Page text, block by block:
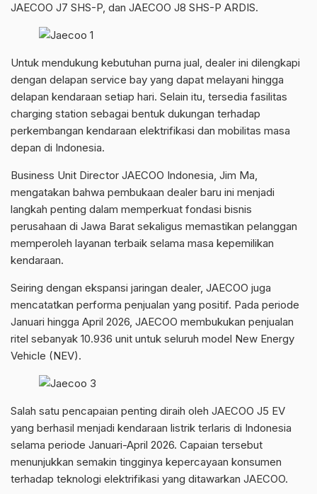
JAECOO J7 SHS-P, dan JAECOO J8 SHS-P ARDIS.
Untuk mendukung kebutuhan purna jual, dealer ini dilengkapi
dengan delapan service bay yang dapat melayani hingga
delapan kendaraan setiap hari. Selain itu, tersedia fasilitas
charging station sebagai bentuk dukungan terhadap
perkembangan kendaraan elektrifikasi dan mobilitas masa
depan di Indonesia.
Business Unit Director JAECOO Indonesia, Jim Ma,
mengatakan bahwa pembukaan dealer baru ini menjadi
langkah penting dalam memperkuat fondasi bisnis
perusahaan di Jawa Barat sekaligus memastikan pelanggan
memperoleh layanan terbaik selama masa kepemilikan
kendaraan.
Seiring dengan ekspansi jaringan dealer, JAECOO juga
mencatatkan performa penjualan yang positif. Pada periode
Januari hingga April 2026, JAECOO membukukan penjualan
ritel sebanyak 10.936 unit untuk seluruh model New Energy
Vehicle (NEV).
Salah satu pencapaian penting diraih oleh JAECOO J5 EV
yang berhasil menjadi kendaraan listrik terlaris di Indonesia
selama periode Januari-April 2026. Capaian tersebut
menunjukkan semakin tingginya kepercayaan konsumen
terhadap teknologi elektrifikasi yang ditawarkan JAECOO.